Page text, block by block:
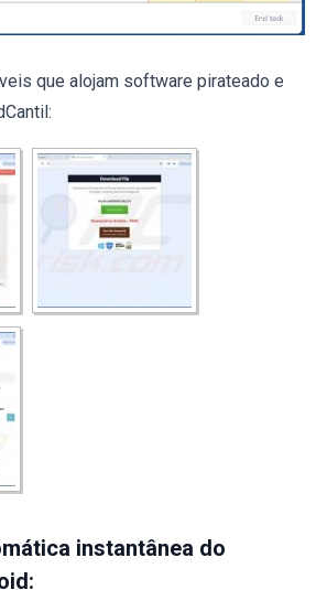
que alojam software pirateado e
instantânea do